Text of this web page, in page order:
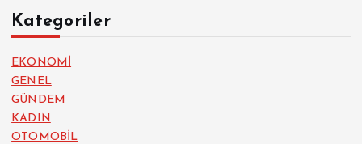
Kategoriler
EKONOMİ
GENEL
GÜNDEM
KADIN
OTOMOBİL